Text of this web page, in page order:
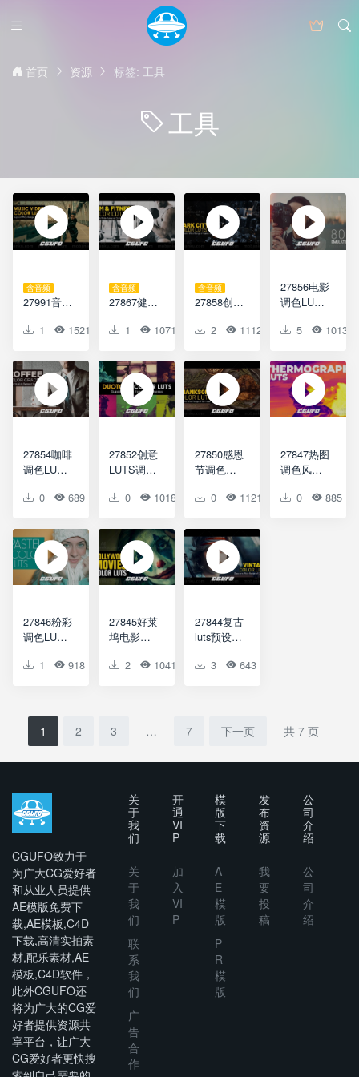
首页 资源 标签: 工具
工具
含音频
27991音乐
预设Music
LUTs
1 1521 0 0
含音频
27867健身
调色LUTS
and
Fitness
LUTs
1 1071 0 0
含音频
27858创意
预设Dark
2 1112 0 0
27856电影
调色LUTS
Emulation
5 1013
27854咖啡
调色LUTS
Coffee
0 689 0 0
27852创意
LUTS调色
Duotone
0 1018 0 0
27850感恩
节调色
Thanksgivi
0 1121 0 0
27847热图
调色风格
Thermogra
0 885
27846粉彩
调色LUTS
LUTs1 918 0 0
27845好莱
坞电影
Hollywood
2 1041 0 0
27844复古
luts预设
Vintage
3 643
1 2 3 … 7 下一页 共 7 页
CGUFO致力于
为广大CG爱好者
和从业人员提供
AE模版免费下
载,AE模板,C4D
下载,高清实拍素
材,配乐素材,AE
模板,C4D软件，
此外CGUFO还
将为广大的CG爱
好者提供资源共
享平台，让广大
CG爱好者更快搜
关
于
我
们
关
于
我
们
联
系
我
们
广
告
合
作
开
通
VI
P
加
入
VI
P
模
版
下
载
A
E
模
版
P
R
模
版
发
布
资
源
我
要
投
稿
公
司
介
绍
公
司
介
绍